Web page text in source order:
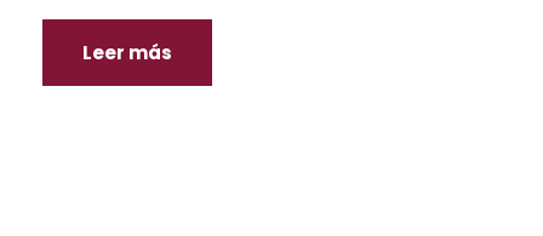
Leer más